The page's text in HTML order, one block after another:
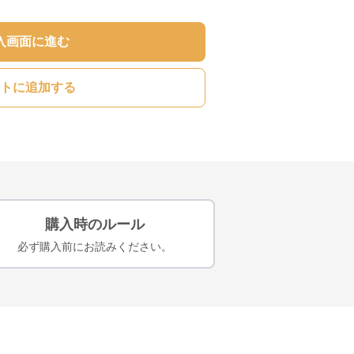
画面に進む
に追加する
購入時のルール
必ず購入前にお読みください。